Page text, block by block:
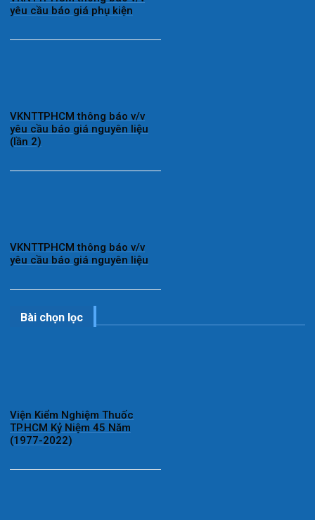
yêu cầu báo giá phụ kiện
VKNTTPHCM thông báo v/v
yêu cầu báo giá nguyên liệu
(lần 2)
VKNTTPHCM thông báo v/v
yêu cầu báo giá nguyên liệu
Bài chọn lọc
Viện Kiểm Nghiệm Thuốc
TP.HCM Kỷ Niệm 45 Năm
(1977-2022)